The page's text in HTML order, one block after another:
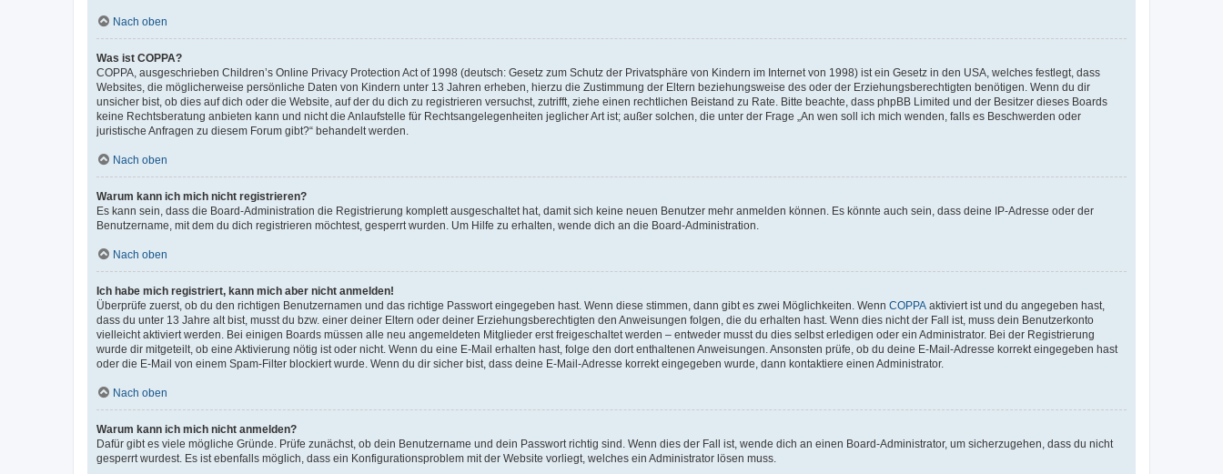
Nach oben
Was ist COPPA?
COPPA, ausgeschrieben Children’s Online Privacy Protection Act of 1998 (deutsch: Gesetz zum Schutz der Privatsphäre von Kindern im Internet von 1998) ist ein Gesetz in den USA, welches festlegt, dass
Websites, die möglicherweise persönliche Daten von Kindern unter 13 Jahren erheben, hierzu die Zustimmung der Eltern beziehungsweise des oder der Erziehungsberechtigten benötigen. Wenn du dir
unsicher bist, ob dies auf dich oder die Website, auf der du dich zu registrieren versuchst, zutrifft, ziehe einen rechtlichen Beistand zu Rate. Bitte beachte, dass phpBB Limited und der Besitzer dieses Boards
keine Rechtsberatung anbieten kann und nicht die Anlaufstelle für Rechtsangelegenheiten jeglicher Art ist; außer solchen, die unter der Frage „An wen soll ich mich wenden, falls es Beschwerden oder
juristische Anfragen zu diesem Forum gibt?“ behandelt werden.
Nach oben
Warum kann ich mich nicht registrieren?
Es kann sein, dass die Board-Administration die Registrierung komplett ausgeschaltet hat, damit sich keine neuen Benutzer mehr anmelden können. Es könnte auch sein, dass deine IP-Adresse oder der
Benutzername, mit dem du dich registrieren möchtest, gesperrt wurden. Um Hilfe zu erhalten, wende dich an die Board-Administration.
Nach oben
Ich habe mich registriert, kann mich aber nicht anmelden!
Überprüfe zuerst, ob du den richtigen Benutzernamen und das richtige Passwort eingegeben hast. Wenn diese stimmen, dann gibt es zwei Möglichkeiten. Wenn COPPA aktiviert ist und du angegeben hast,
dass du unter 13 Jahre alt bist, musst du bzw. einer deiner Eltern oder deiner Erziehungsberechtigten den Anweisungen folgen, die du erhalten hast. Wenn dies nicht der Fall ist, muss dein Benutzerkonto
vielleicht aktiviert werden. Bei einigen Boards müssen alle neu angemeldeten Mitglieder erst freigeschaltet werden – entweder musst du dies selbst erledigen oder ein Administrator. Bei der Registrierung
wurde dir mitgeteilt, ob eine Aktivierung nötig ist oder nicht. Wenn du eine E-Mail erhalten hast, folge den dort enthaltenen Anweisungen. Ansonsten prüfe, ob du deine E-Mail-Adresse korrekt eingegeben hast
oder die E-Mail von einem Spam-Filter blockiert wurde. Wenn du dir sicher bist, dass deine E-Mail-Adresse korrekt eingegeben wurde, dann kontaktiere einen Administrator.
Nach oben
Warum kann ich mich nicht anmelden?
Dafür gibt es viele mögliche Gründe. Prüfe zunächst, ob dein Benutzername und dein Passwort richtig sind. Wenn dies der Fall ist, wende dich an einen Board-Administrator, um sicherzugehen, dass du nicht
gesperrt wurdest. Es ist ebenfalls möglich, dass ein Konfigurationsproblem mit der Website vorliegt, welches ein Administrator lösen muss.